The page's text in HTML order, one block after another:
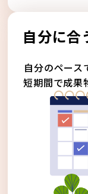
自分に合
自分のペース
短期間で成果